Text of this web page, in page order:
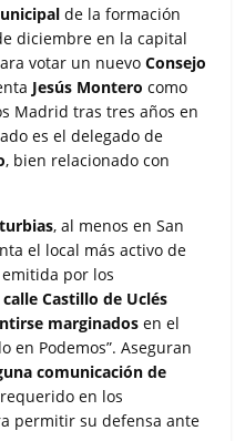
de la formación
diciembre en la capital
votar un nuevoConsejo
Jesús Montero como
Madrid tras tres años en
es el delegado de
, bien relacionado con
, al menos en San
el local más activo de
por los
Castillo de Uclés
marginados en el
en Podemos”. Aseguran
comunicación de
en los
permitir su defensa ante